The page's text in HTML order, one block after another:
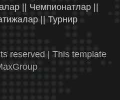
|| Чемпионатлар ||
|| Турнир
reserved | This template